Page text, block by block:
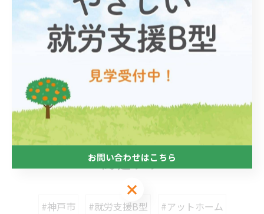
--------------------------------------------------------------------
< 前のページ 一覧に戻る 次のページ >
関連タグ
#神戸市 #就労支援B型 #アットホーム
お問い合わせはこちら
お問い合わせはこちら